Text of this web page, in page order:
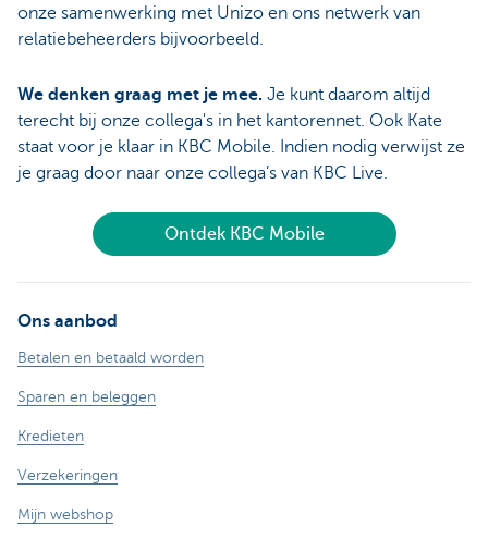
onze samenwerking met Unizo en ons netwerk van
relatiebeheerders bijvoorbeeld.
We denken graag met je mee. Je kunt daarom altijd
terecht bij onze collega's in het kantorennet. Ook Kate
staat voor je klaar in KBC Mobile. Indien nodig verwijst ze
je graag door naar onze collega’s van KBC Live.
Ontdek KBC Mobile
Ons aanbod
Betalen en betaald worden
Sparen en beleggen
Kredieten
Verzekeringen
Mijn webshop